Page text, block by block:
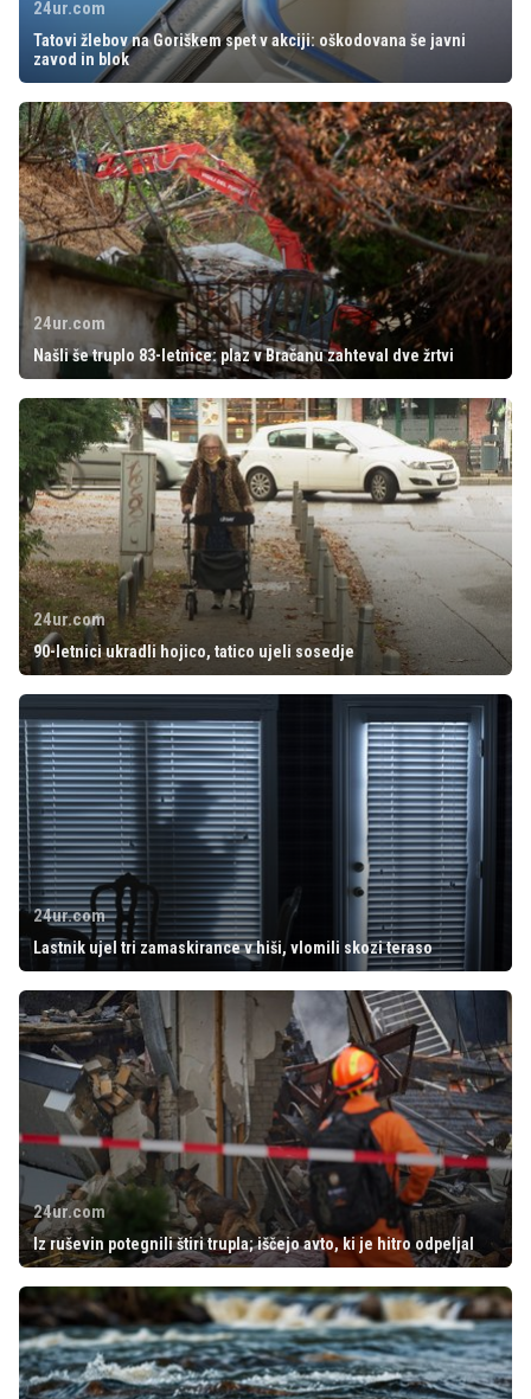
24ur.com
Tatovi žlebov na Goriškem spet v akciji: oškodovana še javni
zavod in blok
24ur.com
Našli še truplo 83-letnice: plaz v Bračanu zahteval dve žrtvi
24ur.com
90-letnici ukradli hojico, tatico ujeli sosedje
24ur.com
Lastnik ujel tri zamaskirance v hiši, vlomili skozi teraso
24ur.com
Iz ruševin potegnili štiri trupla; iščejo avto, ki je hitro odpeljal